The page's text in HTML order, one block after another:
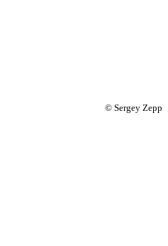
© Sergey Zepp